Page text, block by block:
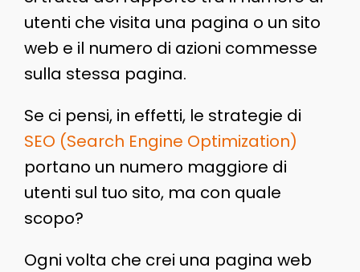
utenti che visita una pagina o un sito
web e il numero di azioni commesse
sulla stessa pagina.
Se ci pensi, in effetti, le strategie di
SEO (Search Engine Optimization)
portano un numero maggiore di
utenti sul tuo sito, ma con quale
scopo?
Ogni volta che crei una pagina web